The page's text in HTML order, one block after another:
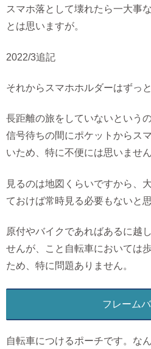
スマホ落として壊れたら一大事
とは思いますが。
2022/3追記
それからスマホホルダーはずっ
長距離の旅をしていないという
信号待ちの間にポケットからス
いため、特に不便には思いません
見るのは地図くらいですから、
ておけば常時見る必要もないと
原付やバイクであればあるに越
せんが、こと自転車においては
ため、特に問題ありません。
フレーム
自転車につけるポーチです。な